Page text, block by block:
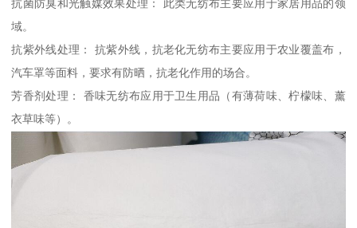
抗菌防臭和光触媒效果处理： 此类无纺布主要应用于家居用品的领
域。
抗紫外线处理： 抗紫外线，抗老化无纺布主要应用于农业覆盖布，
汽车罩等面料，要求有防晒，抗老化作用的场合。
芳香剂处理： 香味无纺布应用于卫生用品（有薄荷味、柠檬味、薰
衣草味等）。